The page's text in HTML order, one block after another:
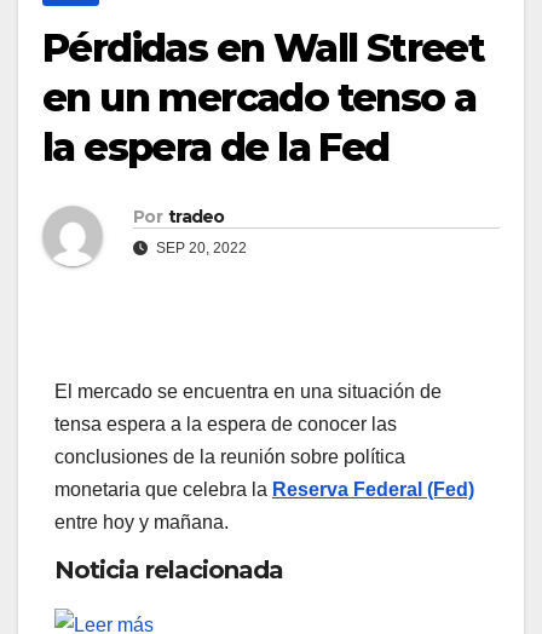
Pérdidas en Wall Street
en un mercado tenso a
la espera de la Fed
Por tradeo
SEP 20, 2022
El mercado se encuentra en una situación de
tensa espera a la espera de conocer las
conclusiones de la reunión sobre política
monetaria que celebra la Reserva Federal (Fed)
entre hoy y mañana.
Noticia relacionada